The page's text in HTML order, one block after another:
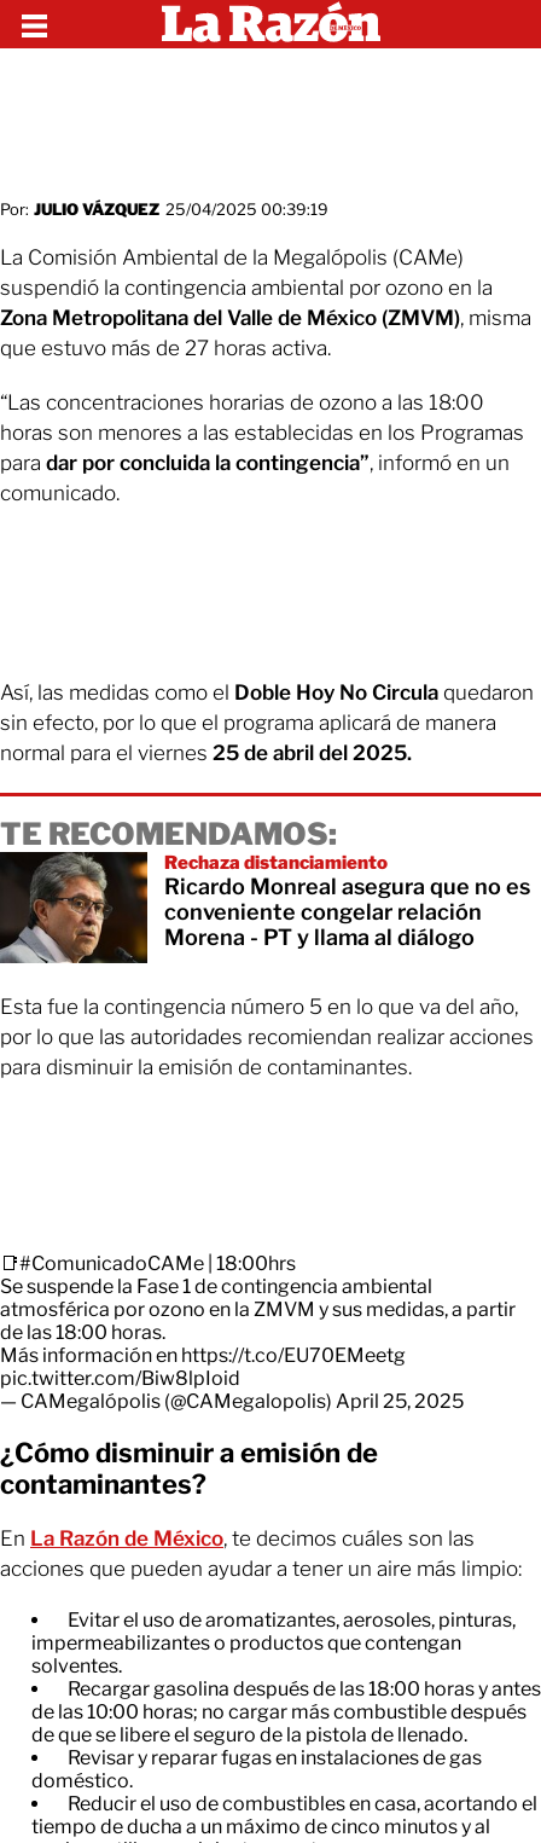
Por: JULIO VÁZQUEZ 25/04/2025 00:39:19
La Comisión Ambiental de la Megalópolis (CAMe)
suspendió la contingencia ambiental por ozono en la
Zona Metropolitana del Valle de México (ZMVM), misma
que estuvo más de 27 horas activa.
“Las concentraciones horarias de ozono a las 18:00
horas son menores a las establecidas en los Programas
para dar por concluida la contingencia”, informó en un
comunicado.
Así, las medidas como el Doble Hoy No Circula quedaron
sin efecto, por lo que el programa aplicará de manera
normal para el viernes 25 de abril del 2025.
TE RECOMENDAMOS:
Rechaza distanciamiento
Ricardo Monreal asegura que no es
conveniente congelar relación
Morena - PT y llama al diálogo
Esta fue la contingencia número 5 en lo que va del año,
por lo que las autoridades recomiendan realizar acciones
para disminuir la emisión de contaminantes.
📑#ComunicadoCAMe | 18:00hrs
Se suspende la Fase 1 de contingencia ambiental
atmosférica por ozono en la ZMVM y sus medidas, a partir
de las 18:00 horas.
Más información en https://t.co/EU70EMeetg
pic.twitter.com/Biw8lpIoid
— CAMegalópolis (@CAMegalopolis) April 25, 2025
¿Cómo disminuir a emisión de
contaminantes?
En La Razón de México, te decimos cuáles son las
acciones que pueden ayudar a tener un aire más limpio:
Evitar el uso de aromatizantes, aerosoles, pinturas,
impermeabilizantes o productos que contengan
solventes.
Recargar gasolina después de las 18:00 horas y antes
de las 10:00 horas; no cargar más combustible después
de que se libere el seguro de la pistola de llenado.
Revisar y reparar fugas en instalaciones de gas
doméstico.
Reducir el uso de combustibles en casa, acortando el
tiempo de ducha a un máximo de cinco minutos y al